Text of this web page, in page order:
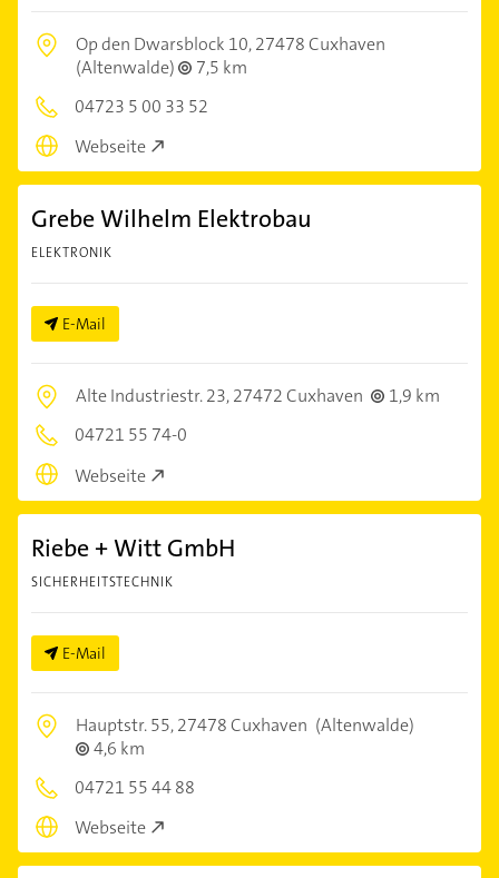
Op den Dwarsblock 10,27478 Cuxhaven
(Altenwalde)
7,5 km
04723 5 00 33 52
Webseite
Grebe Wilhelm Elektrobau
ELEKTRONIK
E-Mail
Alte Industriestr. 23,27472 Cuxhaven
1,9 km
04721 55 74-0
Webseite
Riebe + Witt GmbH
SICHERHEITSTECHNIK
E-Mail
Hauptstr. 55,27478 Cuxhaven (Altenwalde)
4,6 km
04721 55 44 88
Webseite